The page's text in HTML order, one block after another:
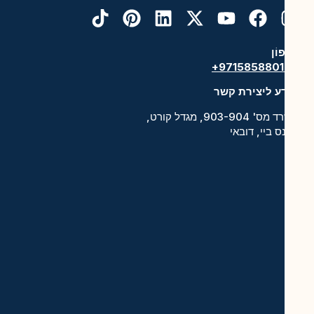
ליצירת קשר
משרד מס' 903-904, מגדל קורט,
ביי, דובאי